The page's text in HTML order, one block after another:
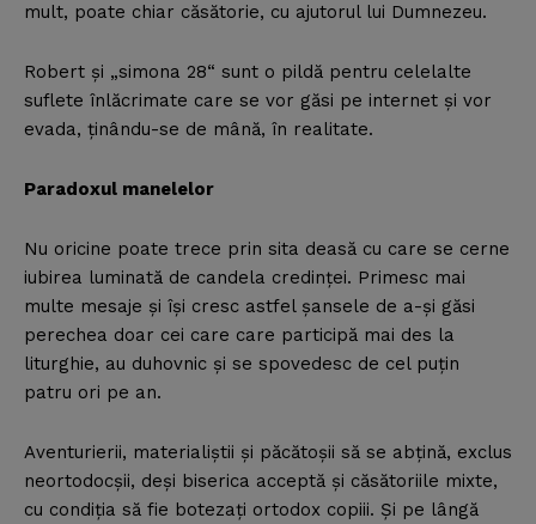
mult, poate chiar căsătorie, cu ajutorul lui Dumnezeu.
Robert şi „simona 28“ sunt o pildă pentru celelalte
suflete înlăcrimate care se vor găsi pe internet şi vor
evada, ţinându-se de mână, în realitate.
Paradoxul manelelor
Nu oricine poate trece prin sita deasă cu care se cerne
iubirea luminată de candela credinţei. Primesc mai
multe mesaje şi îşi cresc astfel şansele de a-şi găsi
perechea doar cei care care participă mai des la
liturghie, au duhovnic şi se spovedesc de cel puţin
patru ori pe an.
Aventurierii, materialiştii şi păcătoşii să se abţină, exclus
neortodocşii, deşi biserica acceptă şi căsătoriile mixte,
cu condiţia să fie botezaţi ortodox copiii. Şi pe lângă